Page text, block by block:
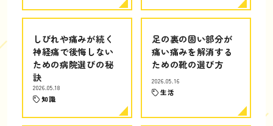
しびれや痛みが続く
神経痛で後悔しない
ための病院選びの秘
訣
2026.05.18
知識
足の裏の固い部分が
痛い痛みを解消する
ための靴の選び方
2026.05.16
生活